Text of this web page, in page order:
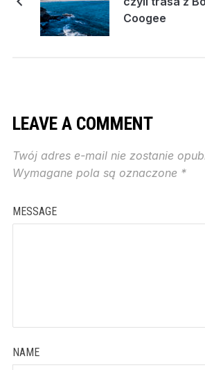
Coogee
LEAVE A COMMENT
Twój adres e-mail nie zostanie
Wymagane pola są oznaczone *
MESSAGE
NAME